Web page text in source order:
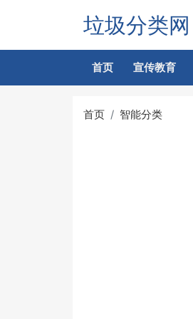
垃圾分类网
首页 宣传教育
首页 智能分类